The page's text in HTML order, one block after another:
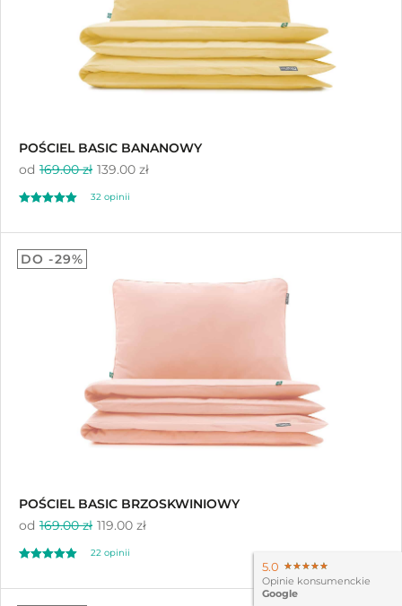
POŚCIEL BASIC BANANOWY
od
139.00 zł
169.00 zł
na 5
32 opinii
DO -29%
POŚCIEL BASIC BRZOSKWINIOWY
od
119.00 zł
169.00 zł
22 opinii
5.0 ★★★★★
★★★★★
Opinie konsumenckie
Google